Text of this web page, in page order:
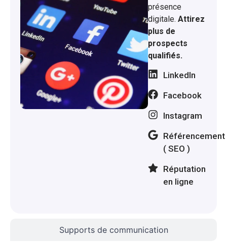
Supports de communication
présence
digitale.Attirez
plus de
prospects
qualifiés.
LinkedIn
Facebook
Instagram
Référencement
( SEO )
Réputation
en ligne